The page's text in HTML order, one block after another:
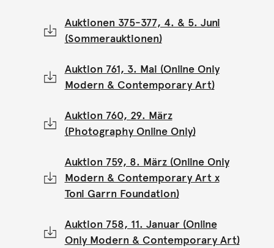
Auktionen 375-377, 4. & 5. Juni
(Sommerauktionen)
Auktion 761, 3. Mai (Online Only
Modern & Contemporary Art)
Auktion 760, 29. März
(Photography Online Only)
Auktion 759, 8. März (Online Only
Modern & Contemporary Art x
Toni Garrn Foundation)
Auktion 758, 11. Januar (Online
Only Modern & Contemporary Art)